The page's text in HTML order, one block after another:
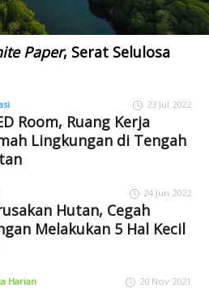
Paper, Serat Selulosa
23 Jul 2022
Room, Ruang Kerja
Lingkungan di Tengah
24 Jun 2022
Hutan, Cegah
Melakukan 5 Hal Kecil
Harian 20 Nov 2021